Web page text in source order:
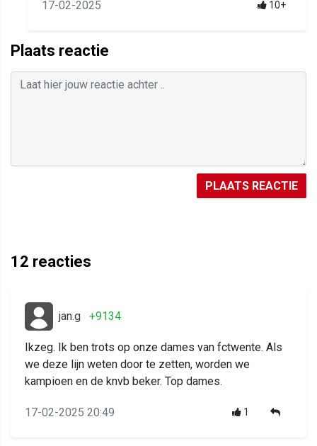
17-02-2025 10+
Plaats reactie
PLAATS REACTIE
12 reacties
jan.g +9134
Ikzeg. Ik ben trots op onze dames van fctwente. Als
we deze lijn weten door te zetten, worden we
kampioen en de knvb beker. Top dames.
17-02-2025 20:49 1